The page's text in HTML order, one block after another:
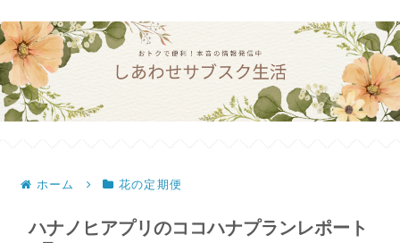
ホーム 花の定期便
ハナノヒアプリのココハナプランレポート